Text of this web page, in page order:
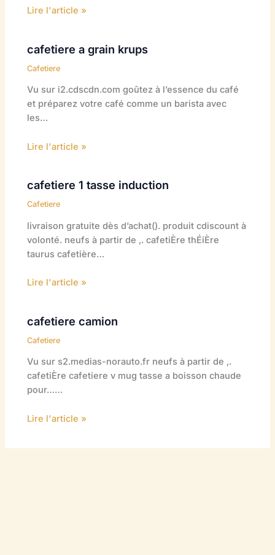
Lire l'article »
cafetiere a grain krups
Cafetiere
Vu sur i2.cdscdn.com goûtez à l’essence du café
et préparez votre café comme un barista avec
les…
Lire l'article »
cafetiere 1 tasse induction
Cafetiere
livraison gratuite dès d’achat(). produit cdiscount à
volonté. neufs à partir de ,. cafetiÈre thÉiÈre
taurus cafetière…
Lire l'article »
cafetiere camion
Cafetiere
Vu sur s2.medias-norauto.fr neufs à partir de ,.
cafetiÈre cafetiere v mug tasse a boisson chaude
pour……
Lire l'article »